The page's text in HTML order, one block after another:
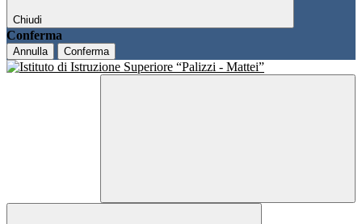
Chiudi
Conferma
Annulla Conferma